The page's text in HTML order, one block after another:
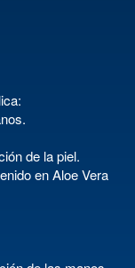
de la piel.
en Aloe Vera